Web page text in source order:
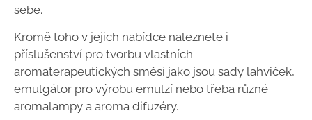
sebe.
Kromě toho v jejich nabídce naleznete i
příslušenství pro tvorbu vlastních
aromaterapeutických směsí jako jsou sady lahviček,
emulgátor pro výrobu emulzí nebo třeba různé
aromalampy a aroma difuzéry.